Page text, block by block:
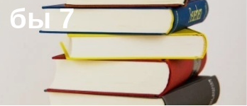
бы 7